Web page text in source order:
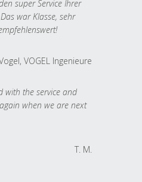
super Service Ihrer
war Klasse, sehr
VOGEL Ingenieure
with the service and
when we are next
T. M.